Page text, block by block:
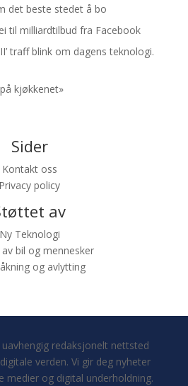
det beste stedet å bo
til milliardtilbud fra Facebook
traff blink om dagens teknologi.
kjøkkenet»
Sider
Kontakt oss
Privacy policy
av
Ny Teknologi
av bil og mennesker
og avlytting
redaksjonelt nettsted
verden. Vi gir deg nyheter
medier og digital underholdning.